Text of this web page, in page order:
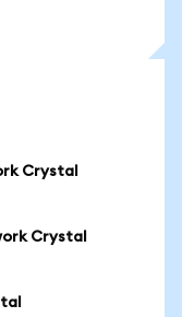
Crystal
Crystal